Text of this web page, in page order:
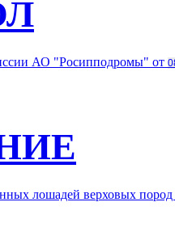
АО "Росипподромы" от
лошадей верховых